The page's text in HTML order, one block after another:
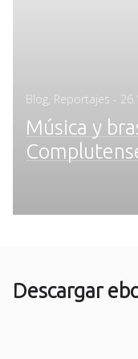
Blog Reportajes -
Música y
Descargar